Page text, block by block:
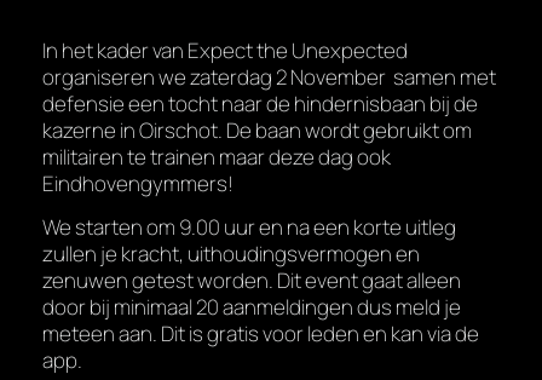
In het kader van Expect the Unexpected
organiseren we zaterdag 2 November samen met
defensie een tocht naar de hindernisbaan bij de
kazerne in Oirschot. De baan wordt gebruikt om
militairen te trainen maar deze dag ook
Eindhovengymmers!
We starten om 9.00 uur en na een korte uitleg
zullen je kracht, uithoudingsvermogen en
zenuwen getest worden. Dit event gaat alleen
door bij minimaal 20 aanmeldingen dus meld je
meteen aan. Dit is gratis voor leden en kan via de
app.